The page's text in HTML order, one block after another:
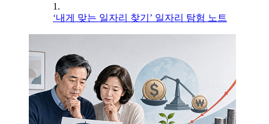
1.
‘내게 맞는 일자리 찾기’ 일자리 탐험 노트